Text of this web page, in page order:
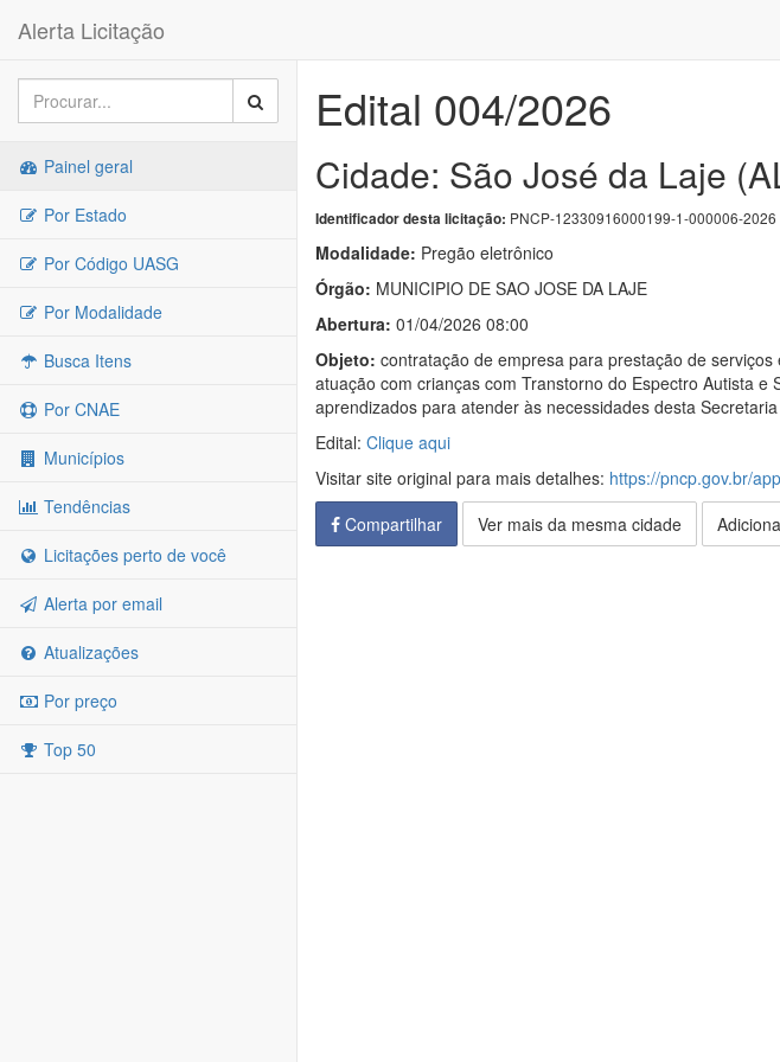
Alerta Licitação
Painel geral
Por Estado
Por Código UASG
Por Modalidade
Busca Itens
Por CNAE
Municípios
Tendências
Licitações perto de você
Alerta por email
Atualizações
Por preço
Top 50
Edital 004/2026
Cidade: São José da Laje
Identificador desta licitação: PNCP-12330916000199-1-000006-2026
Modalidade: Pregão eletrônico
Órgão: MUNICIPIO DE SAO JOSE DA LAJE
Abertura: 01/04/2026 08:00
Objeto: contratação de empresa para prestação de
atuação com crianças com Transtorno do Espectro Autista
aprendizados para atender às necessidades desta
Edital: Clique aqui
Visitar site original para mais detalhes: https://pncp.gov.br/
Compartilhar
Ver mais da mesma cidade